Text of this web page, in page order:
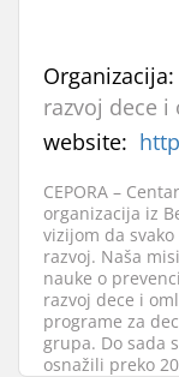
Organizacija:
razvoj dece i
website:
CEPORA –
organizacija iz
vizijom da
razvoj. Naša
nauke o
razvoj dece i
programe za
grupa. Do sada
osnažili preko